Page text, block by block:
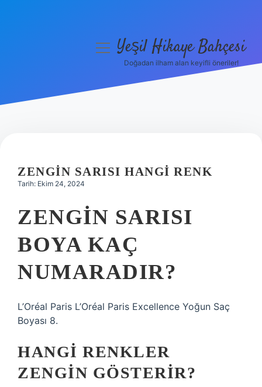
Hakkımızda
menüyüYeşil Hikaye Bahçesi
Doğadan ilham alan keyifli öneriler!
ZENGIN SARISI HANGI RENK
Tarih: Ekim 24, 2024
ZENGIN SARISI
BOYA KAÇ
NUMARADIR?
L’Oréal Paris L’Oréal Paris Excellence Yoğun Saç
Boyası 8.
HANGI RENKLER
ZENGIN GÖSTERIR?